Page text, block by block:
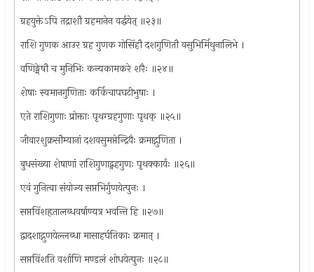
ग्रहयुक्तेऽपि तद्राशौ ग्रहमानेन वर्द्धयेत् ॥२३॥
राशि गुणक आउर ग्रह गुणक गोसिंहौ दशगुणितौ वसुभिर्मिथुनालिभे ।
वणिङ्मेषौ च मुनिभिः कन्यकामकरे शरैः ॥२४॥
शेषाः स्वमानगुणिताः कर्किचापघटीभुषाः ।
एते राशिगुणाः प्रोक्ताः पृथग्ग्रहगुणाः पृथक् ॥२५॥
जीवारशुक्रसौम्यानां दशवसुमप्तेन्द्रियैः क्रमाद्गुणिता ।
बुधसंख्या शेषाणां राशिगुणाद्ग्रहगुणः पृथक्कार्यः ॥२६॥
एवं गुनित्वा संयोज्य सप्तभिर्गुणयेत्पुनः ।
सप्तविंशहृतालब्धवर्षाण्यत्र भवन्ति हि ॥२७॥
द्वादशाद्गुणयेल्लब्धा मासाहर्घतिकाः क्रमात् ।
सप्तविंशति वर्शाणि मण्डलं शोधयेत्पुनः ॥२८॥